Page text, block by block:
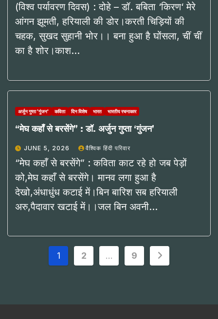
(विश्व पर्यावरण दिवस) : दोहे – डॉ. बबिता ‘किरण‘ मेरे
आंगन झूमती, हरियाली की डोर।करती चिड़ियों की
चहक, सुखद सुहानी भोर।। बना हुआ है घोंसला, चीं चीं
का है शोर।काश…
अर्जुन गुप्ता 'गुंजन' कविता दिन विशेष भारत भारतीय रचनाकार
“मेघ कहाँ से बरसेंगे” : डॉ. अर्जुन गुप्ता ‘गुंजन’
JUNE 5, 2026 वैश्विक हिंदी परिवार
“मेघ कहाँ से बरसेंगे” : कविता काट रहे हो जब पेड़ों
को,मेघ कहाँ से बरसेंगे। मानव लगा हुआ है
देखो,अंधाधुंध कटाई में।बिन बारिश सब हरियाली
अरु,पैदावार खटाई में।।जल बिन अवनी…
Posts
1 2 … 9